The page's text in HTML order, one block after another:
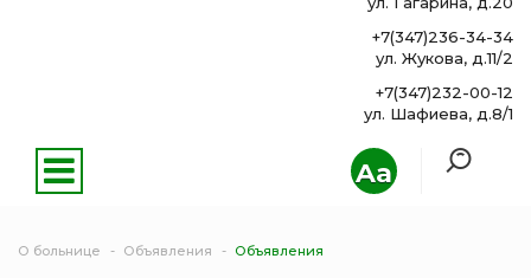
Aa
+7(347)236-34-34
ул. Жукова, д.11/2
+7(347)232-00-12
ул. Шафиева, д.8/1
О больнице Объявления Объявления